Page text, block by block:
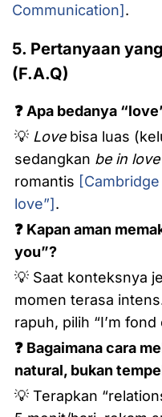
Communication].
5. Pertanyaan
(F.A.Q)
❓ Apa bedanya
💡 Lovebisa luas
sedangkan be in
romantis [Cambridge
love”] .
❓ Kapan aman
you”?
💡 Saat konteksnya
momen terasa
rapuh, pilih “I’m
❓ Bagaimana cara
natural, bukan
💡 Terapkan